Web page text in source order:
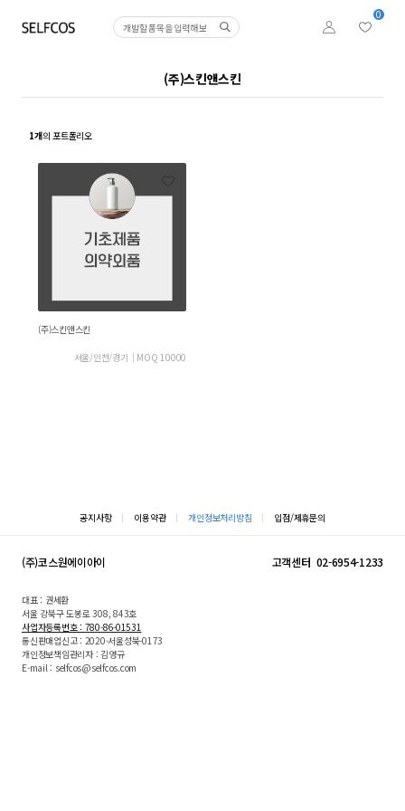
0
(주)스킨앤스킨
1개의 포트폴리오
(주)스킨앤스킨
서울/인천/경기 │ MOQ 10000
공지사항 이용약관 개인정보처리방침 입점/제휴문의
(주)코스원에이아이
대표 : 권세환
서울 강북구 도봉로 308, 843호
사업자등록번호 : 780-86-01531
통신판매업신고 : 2020-서울성북-0173
개인정보책임관리자 : 김영규
E-mail : selfcos@selfcos.com
고객센터 02-6954-1233